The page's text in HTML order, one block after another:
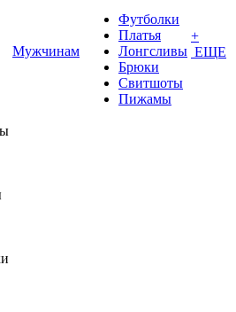
Мужчинам
Футболки
Платья
Лонгсливы
Брюки
Свитшоты
Пижамы
+
ЕЩЕ